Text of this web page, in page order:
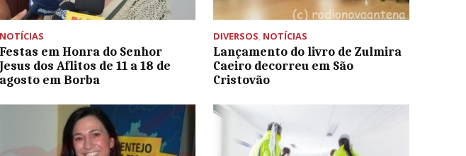
NOTÍCIAS
Festas em Honra do Senhor
Jesus dos Aflitos de 11 a 18 de
agosto em Borba
DIVERSOS, NOTÍCIAS
Lançamento do livro de Zulmira
Caeiro decorreu em São
Cristovão